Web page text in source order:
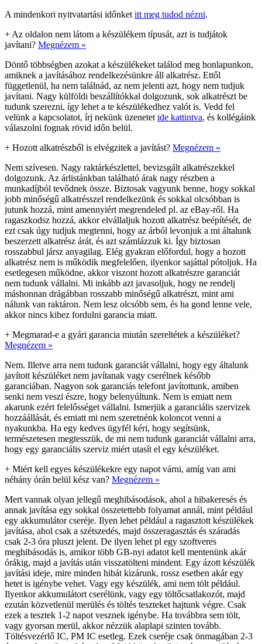
A mindenkori nyitvatartási időnket itt meg tudod nézni.
+ Az oldalon nem látom a készülékem típusát, azt is tudjátok
javítani? Megnézem »
Döntő többségben azokat a készülékeket találod meg honlapunkon,
amiknek a javításához rendelkezésünkre áll alkatrész. Ettől
függetlenül, ha nem találnád, az nem jelenti azt, hogy nem tudjuk
javítani. Nagy külföldi beszállítókkal dolgozunk, sok alkatrészt be
tudunk szerezni, így lehet a te készülékedhez valót is. Vedd fel
velünk a kapcsolatot, írj nekünk üzenetet ide kattintva, és kollégáink
válaszolni fognak rövid időn belül.
+ Hozott alkatrészből is elvégzitek a javítást? Megnézem »
Nem szívesen. Nagy raktárkészlettel, bevizsgált alkatrészekkel
dolgozunk. Az árlistánkban található árak nagy részben a
munkadíjból tevődnek össze. Biztosak vagyunk benne, hogy sokkal
jobb minőségű alkatrésszel rendelkezünk és sokkal olcsóbban is
jutunk hozzá, mint amennyiért megrendeled pl. az eBay-ről. Ha
ragaszkodsz hozzá, akkor elvállaljuk hozott alkatrész beépítését, de
ezt csak úgy tudjuk megtenni, hogy az árból levonjuk a mi általunk
beszerzett alkatrész árát, és azt számlázzuk ki. Így biztosan
rosszabbul jársz anyagilag. Elég gyakran előfordul, hogy a hozott
alkatrész nem is működik megfelelően, ilyenkor sajáttal pótoljuk. Ha
esetlegesen működne, akkor viszont hozott alkatrészre garanciát
nem tudunk vállalni. Mi inkább azt javasoljuk, hogy ne rendelj
máshonnan drágábban rosszabb minőségű alkatrészt, mint ami
nálunk van raktáron. Nem lesz olcsóbb sem, és ha gond lenne vele,
akkor nincs kihez fordulni garancia miatt.
+ Megmarad-e a gyári garancia miután szereltétek a készüléket?
Megnézem »
Nem. Illetve arra nem tudunk garanciát vállalni, hogy egy általunk
javított készüléket nem javítanak vagy cserélnek később
garanciában. Nagyon sok garanciás telefont javítottunk, amiben
senki nem veszi észre, hogy belenyúltunk. Nem is emiatt nem
akarunk ezért felelősséget vállalni. Ismerjük a garanciális szervizek
hozzáállását, és emiatt mi nem szeretnénk koloncot venni a
nyakunkba. Ha egy kedves ügyfél kéri, hogy segítsünk,
természetesen megtesszük, de mi nem tudunk garanciát vállalni arra,
hogy egy garanciális szerviz miért utasít el egy készüléket.
+ Miért kell egyes készülékekre egy napot várni, amíg van ami
néhány órán belül kész van? Megnézem »
Mert vannak olyan jellegű meghibásodások, ahol a hibakeresés és
annak javítása egy sokkal összetettebb folyamat annál, mint például
egy akkumulátor cseréje. Ilyen lehet például a ragasztott készülékek
javítása, ahol csak a szétszedés, majd összeragasztás és száradás
csak 2-3 óra pluszt jelent. De ilyen lehet pl egy szoftveres
meghibásodás is, amikor több GB-nyi adatot kell mentenünk akár
órákig, majd a javítás után visszatölteni mindent. Egy ázott készülék
javítási ideje, mire minden hibát kizárunk, rossz esetben akár egy
hetet is igénybe vehet. Vagy egy készülék, ami nem tölt például.
Ilyenkor akkumulátort cserélünk, vagy egy töltőcsatlakozót, majd
ezután közvetlenül merülés és töltés teszteket hajtunk végre. Csak
ezek a tesztek 1-2 napot vesznek igénybe. Ha továbbra sem tölt,
vagy gyorsan merül, akkor nézzük alaplapi szinten tovább.
Töltésvezérlő IC, PM IC esetleg. Ezek cseréje csak önmagában 2-3